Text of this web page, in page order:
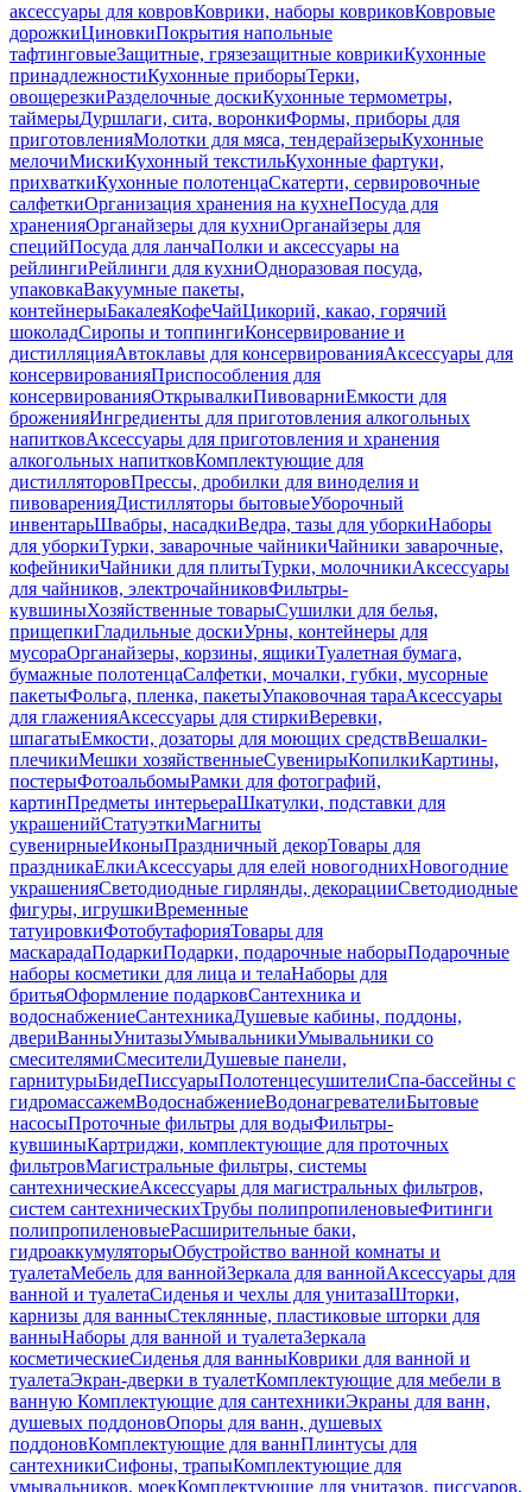
аксессуары для ковровКоврики, наборы ковриковКовровые
дорожкиЦиновкиПокрытия напольные
тафтинговыеЗащитные, грязезащитные коврикиКухонные
принадлежностиКухонные приборыТерки,
овощерезкиРазделочные доскиКухонные термометры,
таймерыДуршлаги, сита, воронкиФормы, приборы для
приготовленияМолотки для мяса, тендерайзерыКухонные
мелочиМискиКухонный текстильКухонные фартуки,
прихваткиКухонные полотенцаСкатерти, сервировочные
салфеткиОрганизация хранения на кухнеПосуда для
храненияОрганайзеры для кухниОрганайзеры для
специйПосуда для ланчаПолки и аксессуары на
рейлингиРейлинги для кухниОдноразовая посуда,
упаковкаВакуумные пакеты,
контейнерыБакалеяКофеЧайЦикорий, какао, горячий
шоколадСиропы и топпингиКонсервирование и
дистилляцияАвтоклавы для консервированияАксессуары для
консервированияПриспособления для
консервированияОткрывалкиПивоварниЕмкости для
броженияИнгредиенты для приготовления алкогольных
напитковАксессуары для приготовления и хранения
алкогольных напитковКомплектующие для
дистилляторовПрессы, дробилки для виноделия и
пивоваренияДистилляторы бытовыеУборочный
инвентарьШвабры, насадкиВедра, тазы для уборкиНаборы
для уборкиТурки, заварочные чайникиЧайники заварочные,
кофейникиЧайники для плитыТурки, молочникиАксессуары
для чайников, электрочайниковФильтры-
кувшиныХозяйственные товарыСушилки для белья,
прищепкиГладильные доскиУрны, контейнеры для
мусораОрганайзеры, корзины, ящикиТуалетная бумага,
бумажные полотенцаСалфетки, мочалки, губки, мусорные
пакетыФольга, пленка, пакетыУпаковочная тараАксессуары
для глаженияАксессуары для стиркиВеревки,
шпагатыЕмкости, дозаторы для моющих средствВешалки-
плечикиМешки хозяйственныеСувенирыКопилкиКартины,
постерыФотоальбомыРамки для фотографий,
картинПредметы интерьераШкатулки, подставки для
украшенийСтатуэткиМагниты
сувенирныеИконыПраздничный декорТовары для
праздникаЕлкиАксессуары для елей новогоднихНовогодние
украшенияСветодиодные гирлянды, декорацииСветодиодные
фигуры, игрушкиВременные
татуировкиФотобутафорияТовары для
маскарадаПодаркиПодарки, подарочные наборыПодарочные
наборы косметики для лица и телаНаборы для
бритьяОформление подарковСантехника и
водоснабжениеСантехникаДушевые кабины, поддоны,
двериВанныУнитазыУмывальникиУмывальники со
смесителямиСмесителиДушевые панели,
гарнитурыБидеПиссуарыПолотенцесушителиСпа-бассейны с
гидромассажемВодоснабжениеВодонагревателиБытовые
насосыПроточные фильтры для водыФильтры-
кувшиныКартриджи, комплектующие для проточных
фильтровМагистральные фильтры, системы
сантехническиеАксессуары для магистральных фильтров,
систем сантехническихТрубы полипропиленовыеФитинги
полипропиленовыеРасширительные баки,
гидроаккумуляторыОбустройство ванной комнаты и
туалетаМебель для ваннойЗеркала для ваннойАксессуары для
ванной и туалетаСиденья и чехлы для унитазаШторки,
карнизы для ванныСтеклянные, пластиковые шторки для
ванныНаборы для ванной и туалетаЗеркала
косметическиеСиденья для ванныКоврики для ванной и
туалетаЭкран-дверки в туалетКомплектующие для мебели в
ванную Комплектующие для сантехникиЭкраны для ванн,
душевых поддоновОпоры для ванн, душевых
поддоновКомплектующие для ваннПлинтусы для
сантехникиСифоны, трапыКомплектующие для
умывальников, моекКомплектующие для унитазов, писсуаров,